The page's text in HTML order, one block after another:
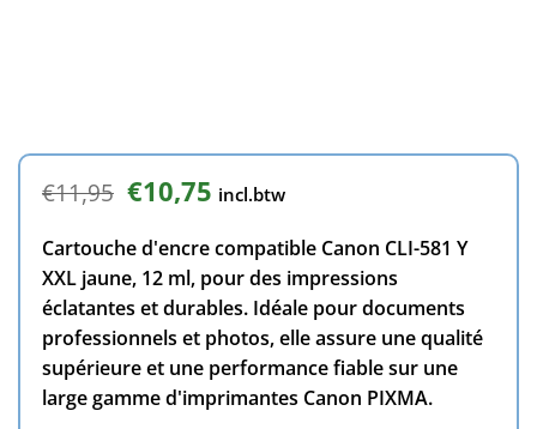
€11,95 Le
prix
initial
était :
€11,95.
€10,75Le
prix
est :
€10,75.
incl.btw
Cartouche d'encre compatible Canon CLI-581 Y
XXL jaune, 12 ml, pour des impressions
éclatantes et durables. Idéale pour documents
professionnels et photos, elle assure une qualité
supérieure et une performance fiable sur une
large gamme d'imprimantes Canon PIXMA.